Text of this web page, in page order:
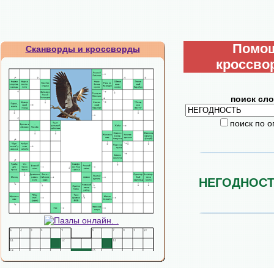
Сканворды и кроссворды
поиск
поиск по